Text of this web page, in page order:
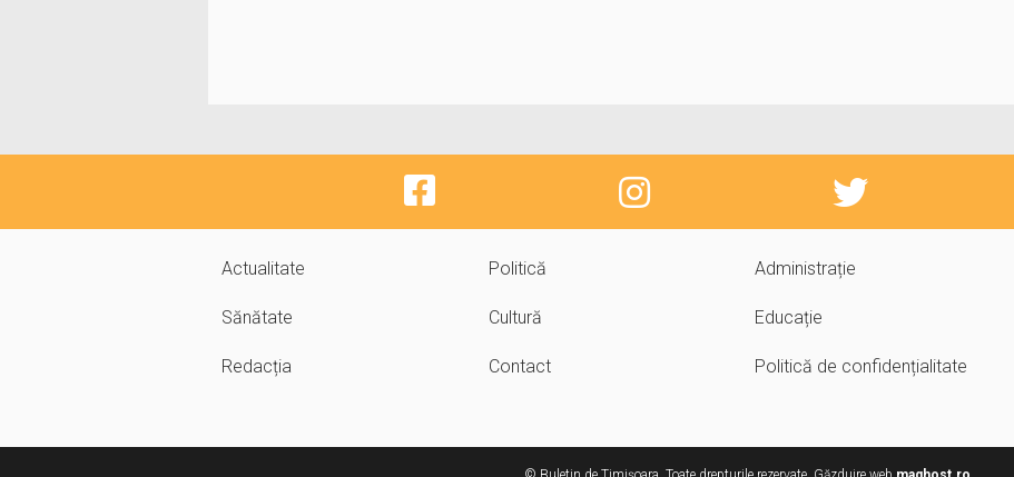
Actualitate Politică Administrație
Sănătate Cultură Educație
Redacția Contact Politică de confidențialitate